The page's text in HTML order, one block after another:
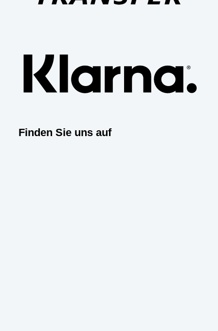
Finden Sie uns auf